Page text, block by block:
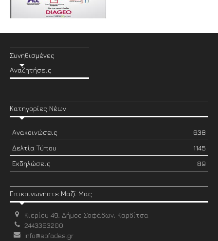
Συνηθισμένες
Αναζητήσεις
Κατηγορίες Νέων
Ανακοινώσεις
638
Δελτία Τύπου
1145
Εκδηλώσεις
89
Επικοινωνήστε Μαζί Μας
Κιερίου 49, Δήμος Σοφάδων, Καρδίτσα
2443353200
info@sofades.gr